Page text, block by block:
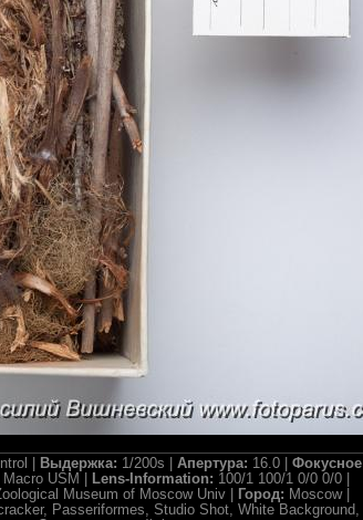
| Выдержка: 1/200s | Апертура: 16.0 | Фокусное
USM | Lens-Information: 100/1 100/1 0/0 0/0 |
Museum of Moscow Univ | Город: Moscow |
Passeriformes, Studio Shot, White Background,